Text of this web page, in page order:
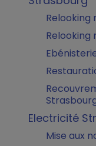
Relooking
Relooking
Electricité
Mise aux